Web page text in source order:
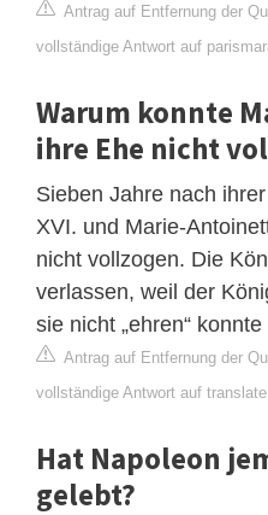
Antrag auf Entfernung der
vollständige Antwort auf
Warum konnte
ihre Ehe nicht
Sieben Jahre nach
XVI. und Marie-
nicht vollzogen. Die
verlassen, weil der
sie nicht „ehren“ konnte
Antrag auf Entfernung der
vollständige Antwort auf
Hat Napoleon
gelebt?